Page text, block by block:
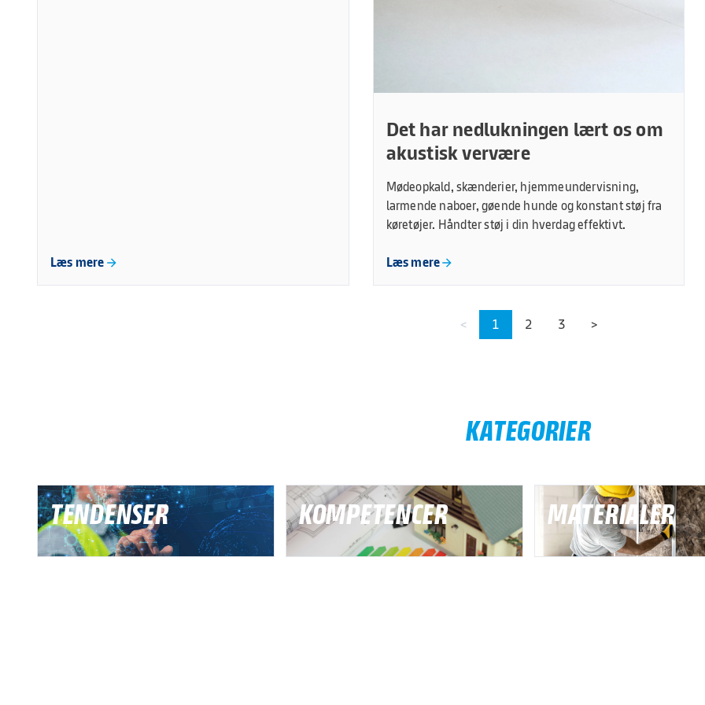
Læs mere
Det har nedlukningen lært os om
akustisk vervære
Mødeopkald, skænderier, hjemmeundervisning,
larmende naboer, gøende hunde og konstant støj fra
køretøjer. Håndter støj i din hverdag effektivt.
Læs mere
< 1 2 3 >
KATEGORIER
TENDENSER KOMPETENCER MATERIALER